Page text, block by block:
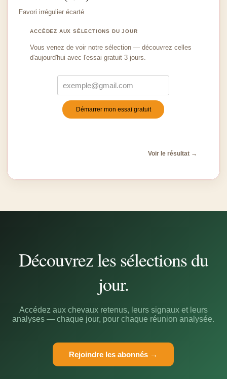
Favori irrégulier écarté
ACCÉDEZ AUX SÉLECTIONS DU JOUR
Vous venez de voir notre sélection — découvrez celles
d'aujourd'hui avec l'essai gratuit 3 jours.
Démarrer mon essai gratuit
Voir le résultat →
Découvrez les sélections du
jour.
Accédez aux chevaux retenus, leurs signaux et leurs
analyses — chaque jour, pour chaque réunion analysée.
Rejoindre les abonnés →